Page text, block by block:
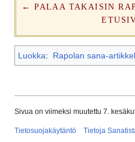
← PALAA TAKAISIN
Luokka: Rapolan sana-
Sivua on viimeksi muutettu 7.
Tietosuojakäytäntö Tietoja